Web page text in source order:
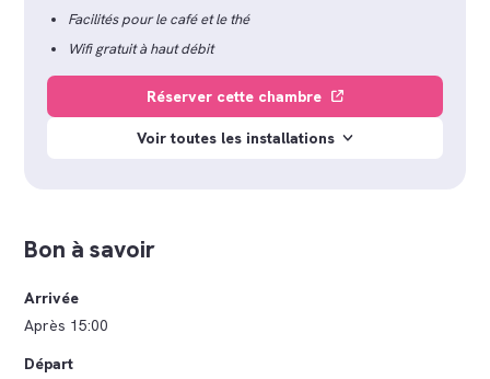
Facilités pour le café et le thé
Wifi gratuit à haut débit
Voir toutes les installations
Réserver cette chambre
Bon à savoir
Arrivée
Après 15:00
Départ